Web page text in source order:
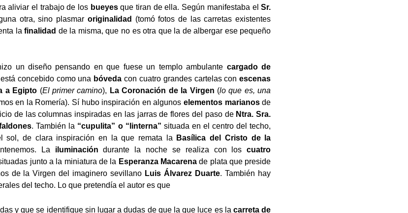
aliviar el trabajo de los bueyesque tiran de ella. Según manifestaba elSr.
otra, sino plasmar originalidad
(tomó fotos de las carretas existentes
lafinalidad de la misma, que no es otra que la de albergar ese pequeño
un diseño pensando en que fuese un templo ambulante cargado de
concebido como una bóveda con cuatro grandes cartelas conescenas
a Egipto (El primer camino), La Coronación de la Virgen (lo que es, una
en la Romería). Sí hubo inspiración en algunoselementos marianosde
de las columnas inspiradas en las jarras de flores del paso deNtra. Sra.
. También la “cupulita” o “linterna” situada en el centro del techo,
sol, de clara inspiración en la que remata la
Basílica del Cristo de la
tenemos. La iluminación durante la noche se realiza con loscuatro
junto a la miniatura de la Esperanza Macarenade plata que preside
de la Virgen del imaginero sevillano Luis Álvarez Duarte. También hay
del techo. Lo que pretendía el autor es que
y que se identifique sin lugar a dudas de que la que luce es lacarreta de